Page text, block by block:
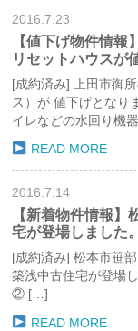
2016.7.23
【値下げ物件情
リセットハウスが
[成約済み] 上田市御
ス）が 値下げとなり
イレなどの水回り機
READ MORE
2016.7.14
【新着物件情報
宅が登場しました
[成約済み] 松本市笹
築浅中古住宅が登場
② […]
READ MORE